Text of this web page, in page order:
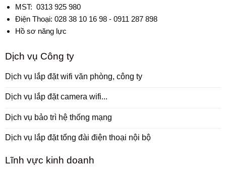
MST: 0313 925 980
Điện Thoại: 028 38 10 16 98 - 0911 287 898
Hồ sơ năng lực
Dịch vụ Công ty
Dịch vụ lắp đặt wifi văn phòng, công ty
Dịch vụ lắp đặt camera wifi...
Dịch vụ bảo trì hệ thống mạng
Dịch vụ lắp đặt tổng đài điện thoại nội bộ
Lĩnh vực kinh doanh